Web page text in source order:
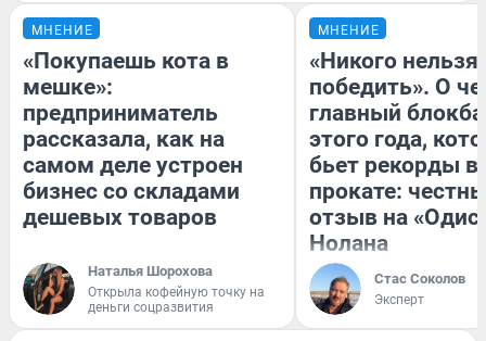
МНЕНИЕ
«Покупаешь кота в
мешке»:
предприниматель
рассказала, как на
самом деле устроен
бизнес со складами
дешевых товаров
Наталья Шорохова
Открыла кофейную точку на
деньги соцразвития
МНЕНИЕ
«Никого нельзя
победить». О
главный
этого года,
бьет рекорды в
прокате:
отзыв на
Нолана
Стас Соколов
Эксперт